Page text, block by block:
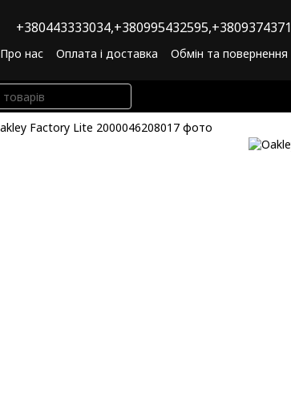
+380443333034,+380995432595,
Про нас Оплата і доставка Обмін та повернення